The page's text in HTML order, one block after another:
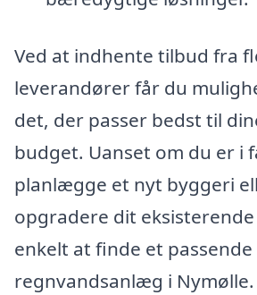
Ved at indhente tilbud fra
leverandører får du
det, der passer bedst til
budget. Uanset om du er i
planlægge et nyt byggeri
opgradere dit
enkelt at finde et passende
regnvandsanlæg i